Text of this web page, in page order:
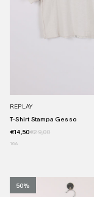
REPLAY
T-Shirt Stampa Gesso
€14,50€29,00
16A
50%